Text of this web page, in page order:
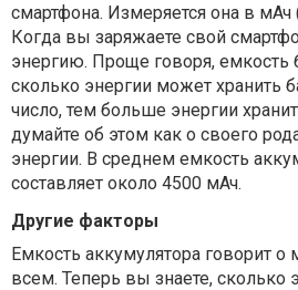
смартфона. Измеряется она в
Когда вы заряжаете свой
энергию. Проще говоря, емкость
сколько энергии может хранить
число, тем больше энергии хранит
думайте об этом как о своего
энергии. В среднем емкость
составляет около 4500 мАч.
Другие факторы
Емкость аккумулятора говорит о
всем. Теперь вы знаете, сколько